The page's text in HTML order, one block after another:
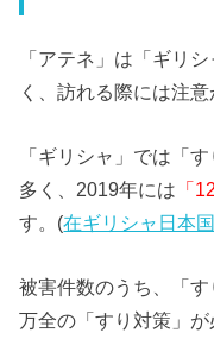
「アテネ」は「ギリ
く、訪れる際には注意
「ギリシャ」では「
多く、2019年には 「
す。(在ギリシャ日本
被害件数のうち、「
万全の「すり対策」が